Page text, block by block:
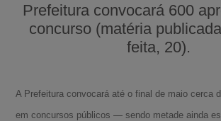
Prefeitura convocará 600
concurso (matéria
feita, 20).
A Prefeitura convocará até o final de maio cerca
em concursos públicos — sendo metade ainda